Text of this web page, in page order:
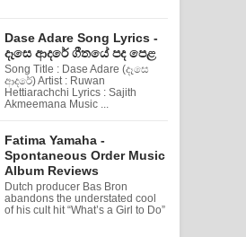
Dase Adare Song Lyrics -
දෑසෙ ආදරේ ගීතයේ පද පෙළ
Song Title : Dase Adare (දෑසෙ
ආදරේ) Artist : Ruwan
Hettiarachchi Lyrics : Sajith
Akmeemana Music ...
Fatima Yamaha -
Spontaneous Order Music
Album Reviews
Dutch producer Bas Bron
abandons the understated cool
of his cult hit “What’s a Girl to Do”